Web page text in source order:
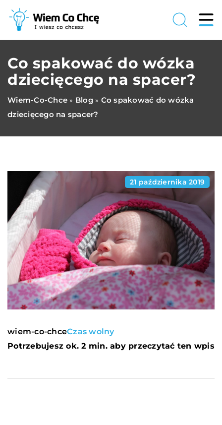
Co spakować do wózka
dziecięcego na spacer?
Wiem-Co-Chce » Blog» Co spakować do wózka
dziecięcego na spacer?
21 października 2019
wiem-co-chceCzas wolny
Potrzebujesz ok. 2 min. aby przeczytać ten wpis